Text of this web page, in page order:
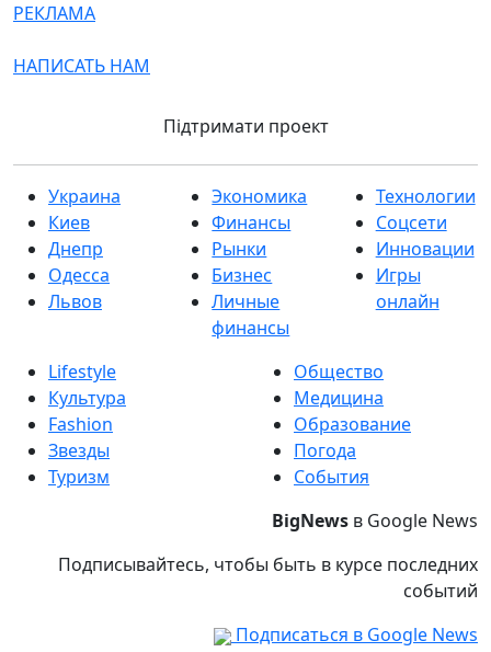
РЕКЛАМА
НАПИСАТЬ НАМ
Підтримати проект
Украина
Киев
Днепр
Одесса
Львов
Экономика
Финансы
Рынки
Бизнес
Личные
финансы
Технологии
Соцсети
Инновации
Игры
онлайн
Lifestyle
Культура
Fashion
Звезды
Туризм
Общество
Медицина
Образование
Погода
События
BigNews в Google News
Подписывайтесь, чтобы быть в курсе последних
событий
Подписаться в Google News